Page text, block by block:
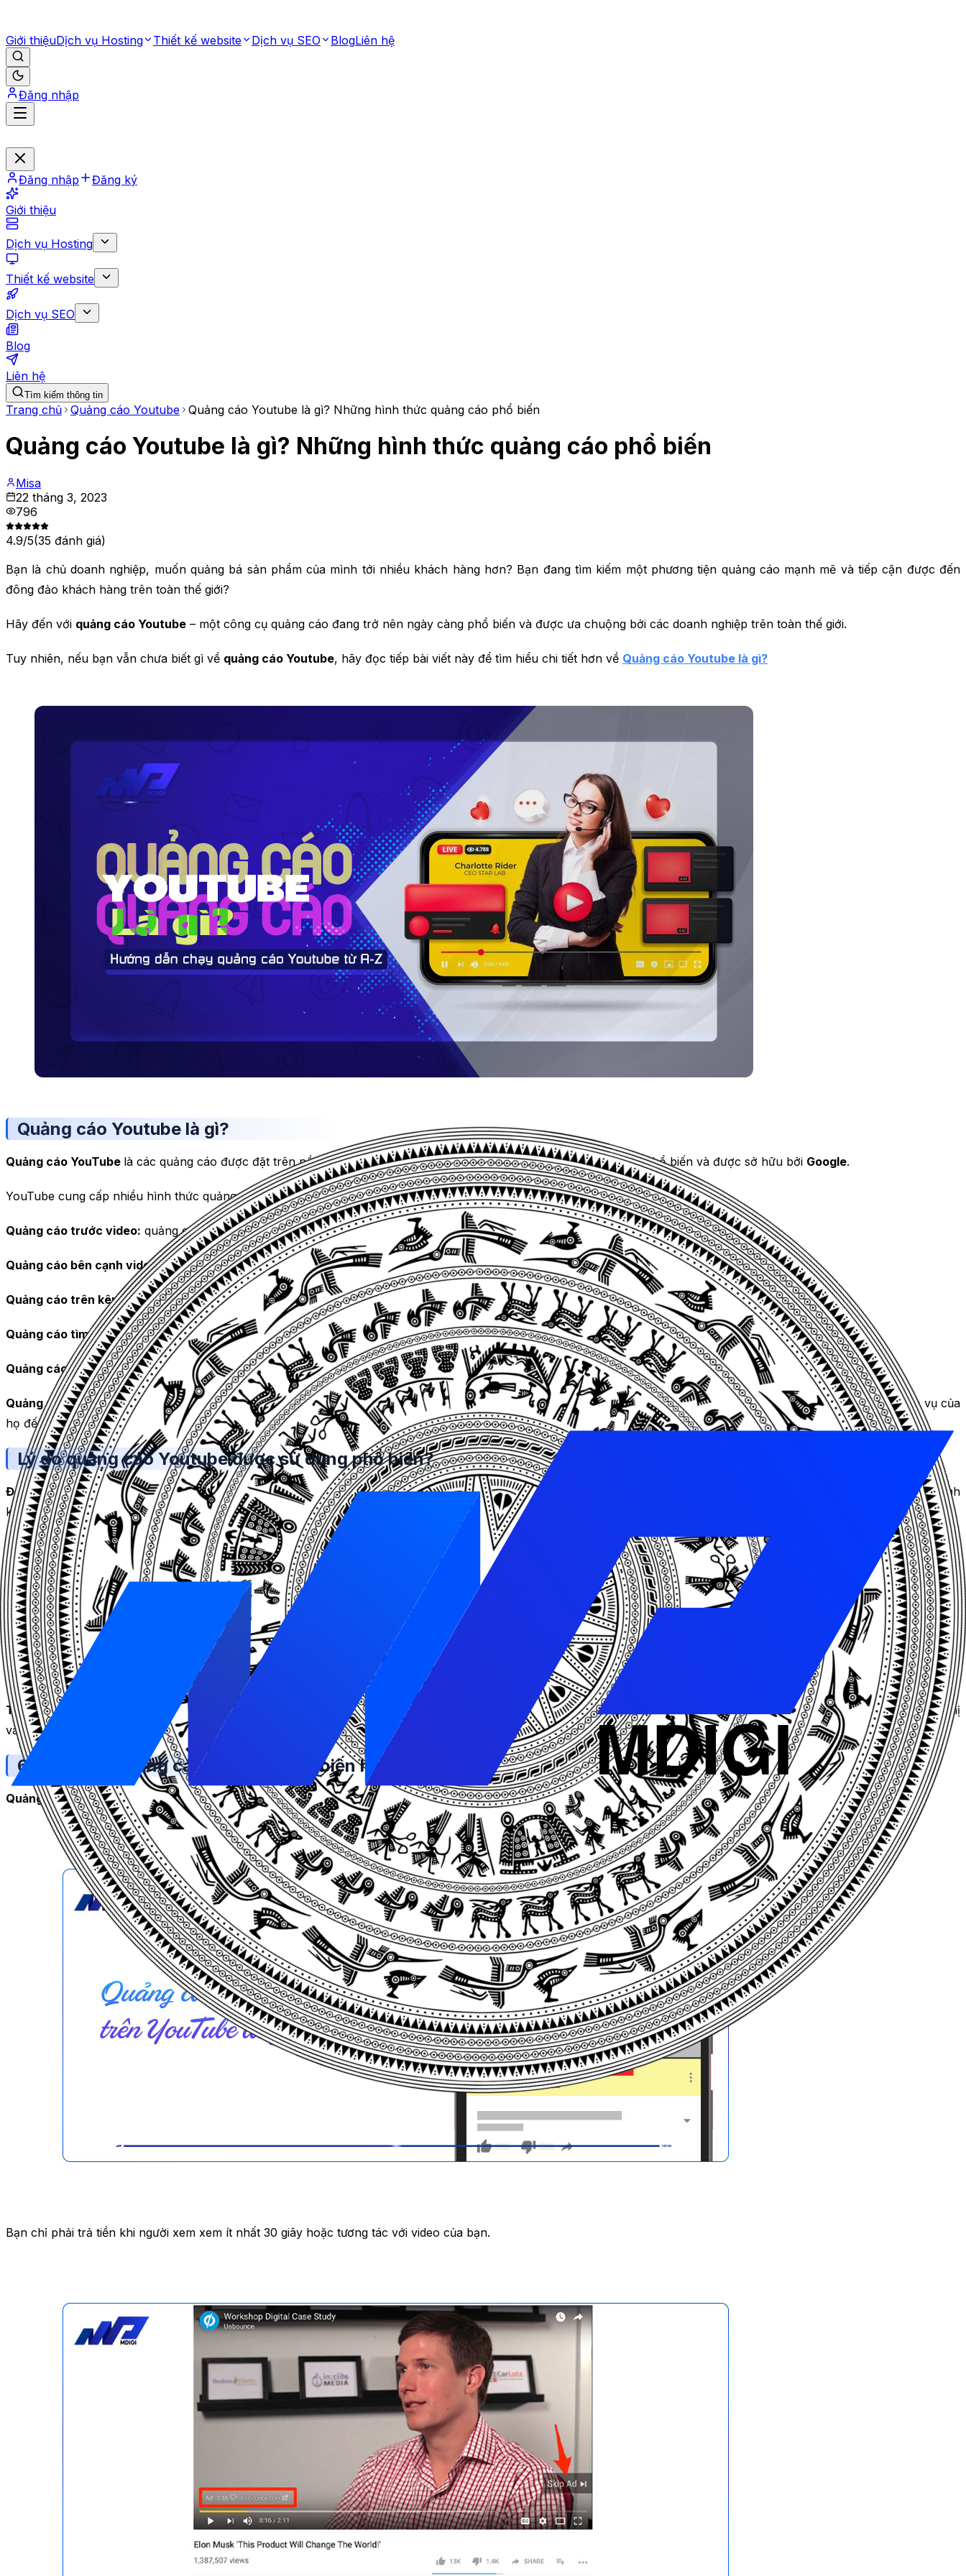
Giới thiệuDịch vụ Hosting Thiết kế website Dịch vụ SEO BlogLiên hệ
Đăng nhập
Đăng nhập Đăng ký
Giới thiệu
Dịch vụ Hosting
Thiết kế website
Dịch vụ SEO
Blog
Liên hệ
Tìm kiếm thông tin
Trang chủ Quảng cáo Youtube Quảng cáo Youtube là gì? Những hình thức quảng cáo phổ biến
Quảng cáo Youtube là gì? Những hình thức quảng cáo phổ biến
Misa
22 tháng 3, 2023
796
4.9/5(35 đánh giá)
Bạn là chủ doanh nghiệp, muốn quảng bá sản phẩm của mình tới nhiều khách hàng hơn? Bạn đang tìm kiếm một phương tiện quảng cáo mạnh mẽ và tiếp cận được đến
đông đảo khách hàng trên toàn thế giới?
Hãy đến với quảng cáo Youtube – một công cụ quảng cáo đang trở nên ngày càng phổ biến và được ưa chuộng bởi các doanh nghiệp trên toàn thế giới.
Tuy nhiên, nếu bạn vẫn chưa biết gì về quảng cáo Youtube, hãy đọc tiếp bài viết này để tìm hiểu chi tiết hơn về Quảng cáo Youtube là gì?
Quảng cáo Youtube là gì?
Quảng cáo YouTube là các quảng cáo được đặt trên nền tảngYouTube, một trang web chia sẻ video trực tuyến rất phổ biến và được sở hữu bởi Google.
YouTube cung cấp nhiều hình thức quảng cáo khác nhau để đáp ứng nhu cầu của các nhà quảng cáo, bao gồm:
Quảng cáo trước video: quảng cáo được phát trước khi người dùng xem video mong muốn.
Quảng cáo bên cạnh video:quảng cáo được hiển thị bên cạnh video đang xem.
Quảng cáo trên kênh YouTube:quảng cáo được hiển thị trên các kênh YouTube được chọn.
Quảng cáo tìm kiếm:quảng cáo xuất hiện khi người dùng tìm kiếm video trên YouTube.
Quảng cáo trên màn hình:quảng cáo được hiển thị trên màn hình của người dùng di động khi họ sử dụng ứng dụng YouTube trên thiết bị di động.
Quảng cáo YouTubelà một trong những công cụ tiếp thị số hiệu quả nhất và đã thu hút sự quan tâm của nhiều nhà quảng cáo vì khả năng đưa sản phẩm hoặc dịch vụ của
họ đến với một lượng lớn người dùng YouTube trên toàn thế giới.
Lý do quảng cáo Youtube được sử dụng phổ biến?
Độ phổ biến của YouTube:YouTube là nền tảng chia sẻ video lớn nhất thế giới, với hàng tỉ người dùng truy cập vào mỗi ngày. Vì vậy, quảng cáo trên YouTube giúp đẩy mạnh
khả năng tiếp cận với khách hàng mục tiêu.
Khả năng định hướng đối tượng khách hàng:YouTube cho phép nhắm mục tiêu quảng cáo đến những người dùng cụ thể dựa trên độ tuổi, giới tính, vị trí địa lý và sở thích.
Điều này giúp các doanh nghiệp đưa ra thông điệp quảng cáo chính xác hơn và hiệu quả hơn.
Tính tương tác:YouTube cho phép người dùng tương tác với quảng cáo, bằng cách bấm vào nút gọi hành động hoặc bình luận trực tiếp. Điều này giúp doanh nghiệp tương
tác trực tiếp với khách hàng và tạo ra mối quan tâm đến sản phẩm hoặc dịch vụ của mình.
Hiệu quả chi phí: Quảng cáo trên YouTubecó thể được tùy chỉnh để phù hợp với ngân sách tiếp thị của doanh nghiệp. Nó cũng cho phép người dùng trả tiền chỉ khi có
người xem quảng cáo hoặc bấm vào nút gọi hành động, điều này giúp đảm bảo rằng doanh nghiệp sử dụng tiền một cách hiệu quả nhất để đạt được kết quả mong muốn.
Tính đa dạng của quảng cáo: YouTube cho phép người dùng tạo ra nhiều loại quảng cáo khác nhau, bao gồm quảng cáo TrueView, quảng cáo bám dính, quảng cáo hiển thị
và quảng cáo nổi bật. Điều này giúp doanh nghiệp đa dạng hóa chiến lược quảng cáo của mình và tìm ra cách tiếp cận khách hàng tốt nhất.
6 hình thức quảng cáo YouTube phổ biến hiện nay
Quảng cáo TrueView In-stream:là loại quảng cáo video xuất hiện trước, trong hoặc sau một video khác trên YouTube hoặc các trang web liên kết với Google.
Bạn chỉ phải trả tiền khi người xem xem ít nhất 30 giây hoặc tương tác với video của bạn.